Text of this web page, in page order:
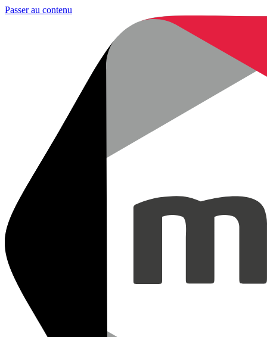
Passer au contenu